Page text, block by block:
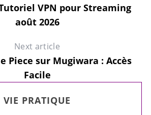
VPN pour Streaming
août 2026
Next article
Piece sur Mugiwara : Accès
Facile
VIE PRATIQUE